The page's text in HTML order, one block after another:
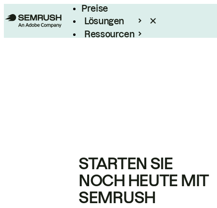
Preise
Lösungen
Ressourcen
STARTEN SIE
NOCH HEUTE MIT
SEMRUSH